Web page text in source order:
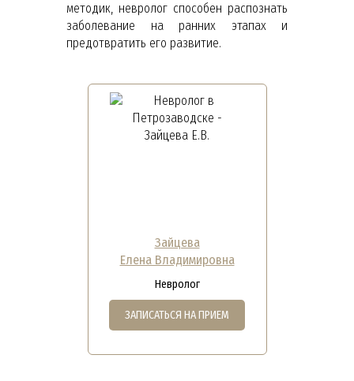
методик, невролог способен распознать
заболевание на ранних этапах и
предотвратить его развитие.
Зайцева
Елена Владимировна
Невролог
ЗАПИСАТЬСЯ НА ПРИЕМ